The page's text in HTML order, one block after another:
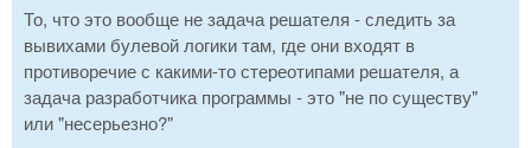
То, что это вообще не задача решателя - следить за
вывихами булевой логики там, где они входят в
противоречие с какими-то стереотипами решателя, а
задача разработчика программы - это "не по существу"
или "несерьезно?"